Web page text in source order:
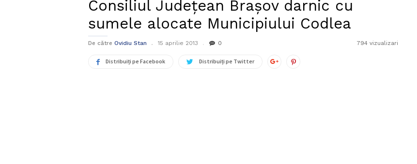
Consiliul Judeţean Braşov darnic cu
sumele alocate Municipiului Codlea
De către Ovidiu Stan 15 aprilie 2013 0 794 vizualizari
Distribuiți pe Facebook Distribuiți pe Twitter